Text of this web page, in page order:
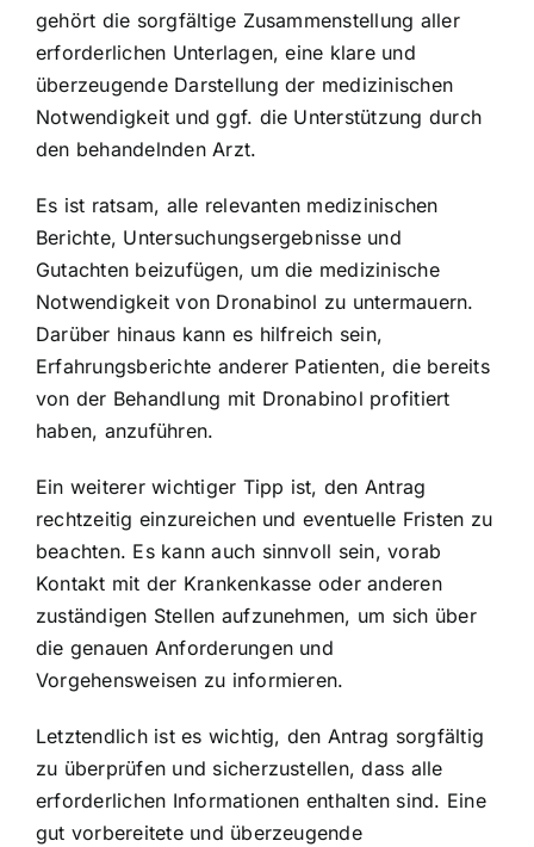
gehört die sorgfältige Zusammenstellung aller
erforderlichen Unterlagen, eine klare und
überzeugende Darstellung der medizinischen
Notwendigkeit und ggf. die Unterstützung durch
den behandelnden Arzt.
Es ist ratsam, alle relevanten medizinischen
Berichte, Untersuchungsergebnisse und
Gutachten beizufügen, um die medizinische
Notwendigkeit von Dronabinol zu untermauern.
Darüber hinaus kann es hilfreich sein,
Erfahrungsberichte anderer Patienten, die bereits
von der Behandlung mit Dronabinol profitiert
haben, anzuführen.
Ein weiterer wichtiger Tipp ist, den Antrag
rechtzeitig einzureichen und eventuelle Fristen zu
beachten. Es kann auch sinnvoll sein, vorab
Kontakt mit der Krankenkasse oder anderen
zuständigen Stellen aufzunehmen, um sich über
die genauen Anforderungen und
Vorgehensweisen zu informieren.
Letztendlich ist es wichtig, den Antrag sorgfältig
zu überprüfen und sicherzustellen, dass alle
erforderlichen Informationen enthalten sind. Eine
gut vorbereitete und überzeugende